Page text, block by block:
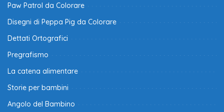
Paw Patrol da Colorare
Disegni di Peppa Pig da Colorare
Dettati Ortografici
Pregrafismo
La catena alimentare
Storie per bambini
Angolo del Bambino